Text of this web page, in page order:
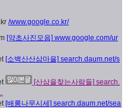
/www.google.co.kr/
[약초사진모음] www.google.com/ur
[소백산산삼마을] search.daum.net/s
[산삼을찾는사람들] search.
[배롱나무시세] search.daum.net/sea